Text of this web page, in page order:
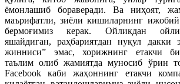
ёмонлашиб бораверади. Ва ниҳоят,
маърифатли, зиёли кишиларнинг
бермоғимиз керак. Ойликдан
яшайдиган, раҳбариятдан нуқул дакки
жинниси” эмас, хорижнинг етакчи
таълим олиб жамиятда муносиб ўрин
Facebook каби жаҳоннинг етакчи